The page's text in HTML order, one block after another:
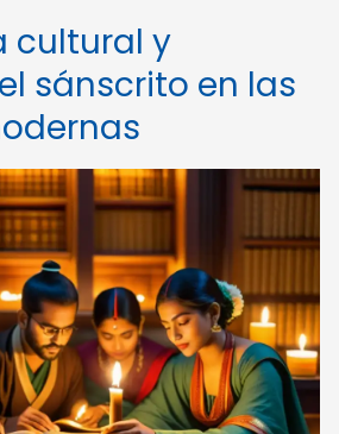
cultural y
sánscrito en las